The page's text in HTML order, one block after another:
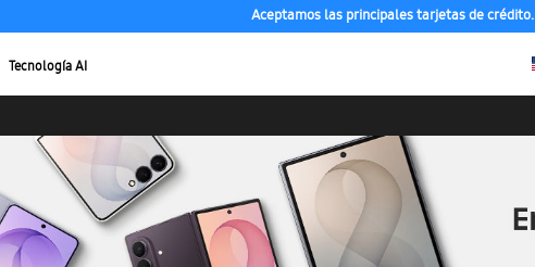
Aceptamos las principales tarjetas de crédito.
Tecnología AI